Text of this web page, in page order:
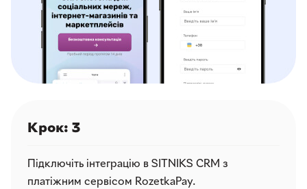
Крок: 3
Підключіть інтеграцію в SITNIKS CRM з
платіжним сервісом RozetkaPay.